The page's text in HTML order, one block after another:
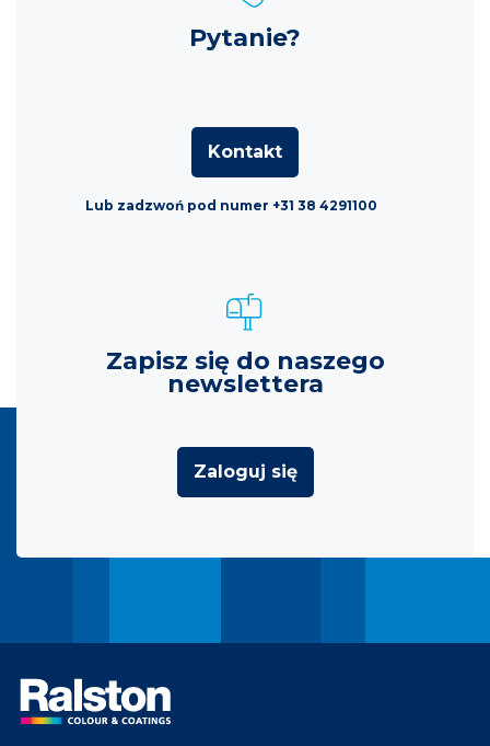
Pytanie?
Kontakt
Lub zadzwoń pod numer +31 38 4291100
Zapisz się do naszego
newslettera
Zaloguj się